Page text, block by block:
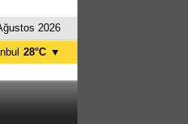
2026
28°C ▼